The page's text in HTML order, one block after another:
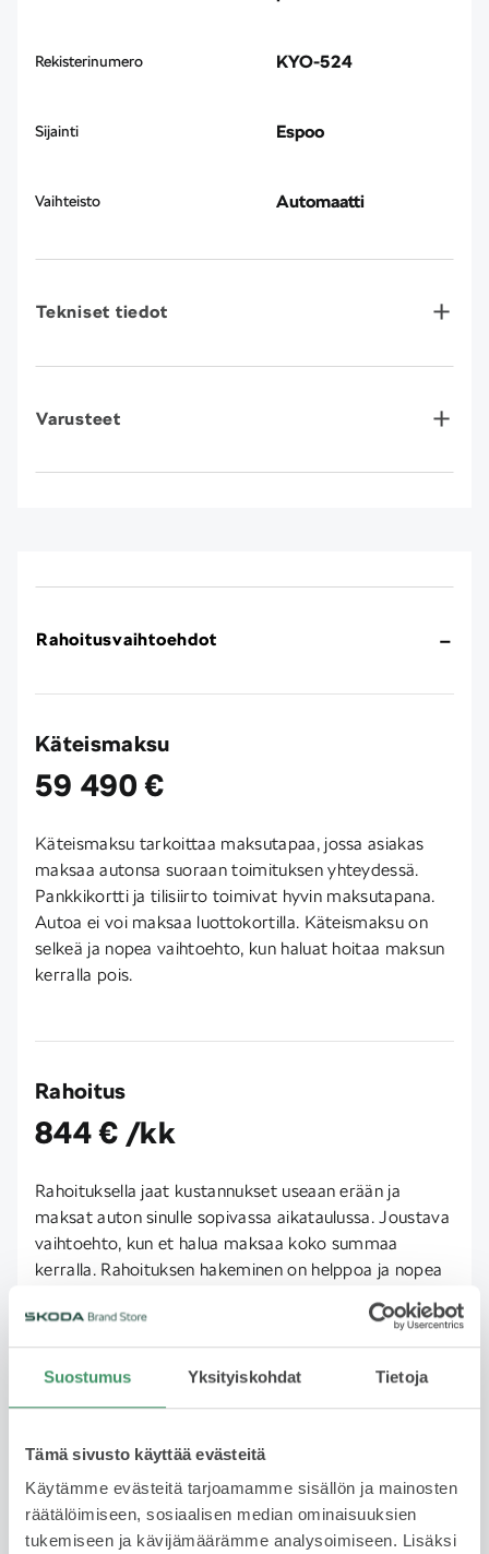
Suostumus Yksityiskohdat Tietoja
Tämä sivusto käyttää evästeitä
Käytämme evästeitä tarjoamamme sisällön ja mainosten
räätälöimiseen, sosiaalisen median ominaisuuksien
tukemiseen ja kävijämäärämme analysoimiseen. Lisäksi
Rekisterinumero KYO-524
Sijainti Espoo
Vaihteisto Automaatti
Tekniset tiedot
Varusteet
Rahoitusvaihtoehdot
Käteismaksu
59 490 €
Käteismaksu tarkoittaa maksutapaa, jossa asiakas
maksaa autonsa suoraan toimituksen yhteydessä.
Pankkikortti ja tilisiirto toimivat hyvin maksutapana.
Autoa ei voi maksaa luottokortilla. Käteismaksu on
selkeä ja nopea vaihtoehto, kun haluat hoitaa maksun
kerralla pois.
Rahoitus
844 € /kk
Rahoituksella jaat kustannukset useaan erään ja
maksat auton sinulle sopivassa aikataulussa. Joustava
vaihtoehto, kun et halua maksaa koko summaa
kerralla. Rahoituksen hakeminen on helppoa ja nopea
rahoitus edellyttää hyväksyttyä luottopäätöstä.
Yksityisleasing
Kysy saatavuudesta